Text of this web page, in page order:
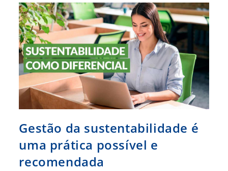
No
Brasil
Gestão da sustentabilidade é
uma prática possível e
recomendada